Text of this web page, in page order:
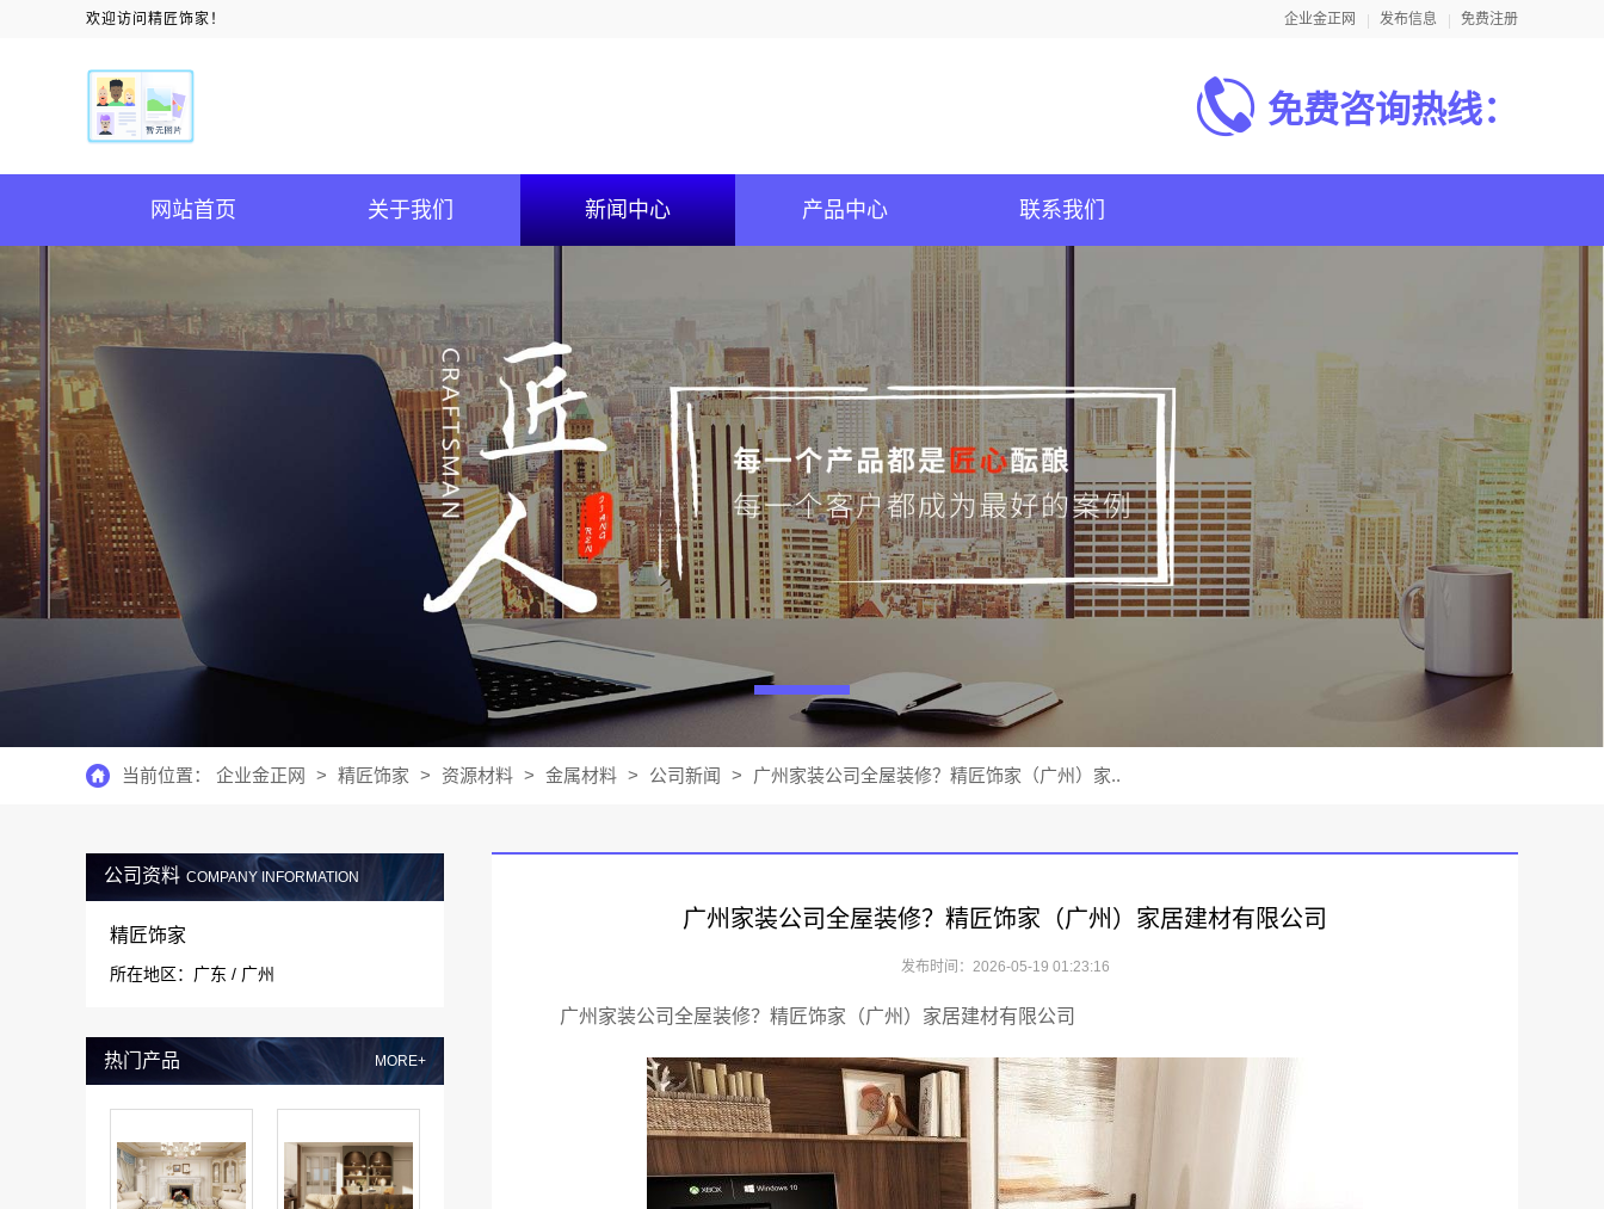
欢迎访问精匠饰家！ 企业金正网 发布信息 免费注册
免费咨询热线：
网站首页 关于我们 新闻中心 产品中心 联系我们
当前位置： 企业金正网 > 精匠饰家 > 资源材料 > 金属材料 > 公司新闻 > 广州家装公司全屋装修？精匠饰家（广州）家..
公司资料 COMPANY INFORMATION
精匠饰家
所在地区：广东 / 广州
热门产品 MORE+
广州家装公司全屋装修？精匠饰家（广州）家居建材有限公司
发布时间：2026-05-19 01:23:16
广州家装公司全屋装修？精匠饰家（广州）家居建材有限公司